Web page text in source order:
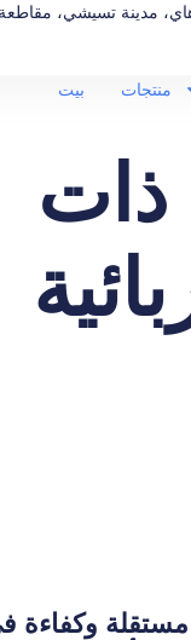
مدينة تسيشي،
بيت منتجات
ذات
مستقلة وكفاءة